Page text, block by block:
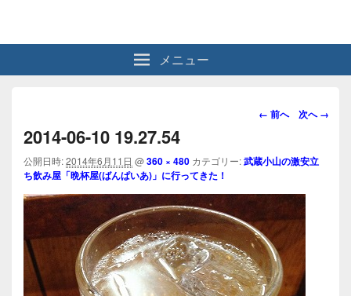
メニュー
画
ビ
ー
ョ
ン
← 前へ 次へ →
2014-06-10 19.27.54
公開日時:2014年6月11日 @360 × 480 カテゴリー:武蔵小山の激安立
ち飲み屋「晩杯屋(ばんぱいあ)」に行ってきた！